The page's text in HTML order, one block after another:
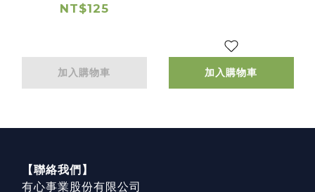
NT$125
加入購物車 加入購物車
【聯絡我們】
有心事業股份有限公司